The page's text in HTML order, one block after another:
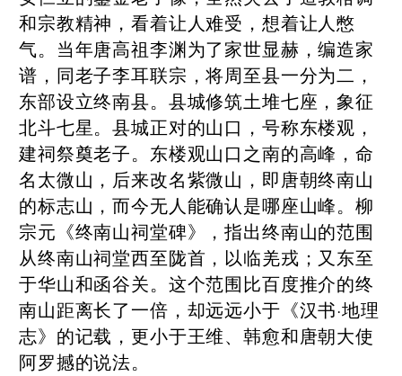
和宗教精神，看着让人难受，想着让人憋
气。当年唐高祖李渊为了家世显赫，编造家
谱，同老子李耳联宗，将周至县一分为二，
东部设立终南县。县城修筑土堆七座，象征
北斗七星。县城正对的山口，号称东楼观，
建祠祭奠老子。东楼观山口之南的高峰，命
名太微山，后来改名紫微山，即唐朝终南山
的标志山，而今无人能确认是哪座山峰。柳
宗元《终南山祠堂碑》，指出终南山的范围
从终南山祠堂西至陇首，以临羌戎；又东至
于华山和函谷关。这个范围比百度推介的终
南山距离长了一倍，却远远小于《汉书·地理
志》的记载，更小于王维、韩愈和唐朝大使
阿罗撼的说法。